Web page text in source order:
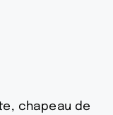
chapeau de